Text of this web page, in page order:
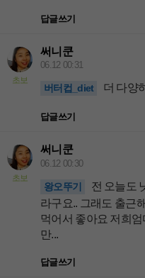
답글쓰기
초보
써니쿤
06.12 00:31
버터컵_diet 더 다양
답글쓰기
초보
써니쿤
06.12 00:30
왕오뚜기
전 오늘도
라구요.. 그래도 출근
먹어서 좋아요 저희
만...
답글쓰기